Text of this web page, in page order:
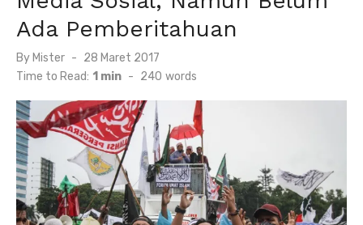
Ada Pemberitahuan
By Mister
Posted
on
28 Maret 2017
Time to Read: 1 min - 240 words